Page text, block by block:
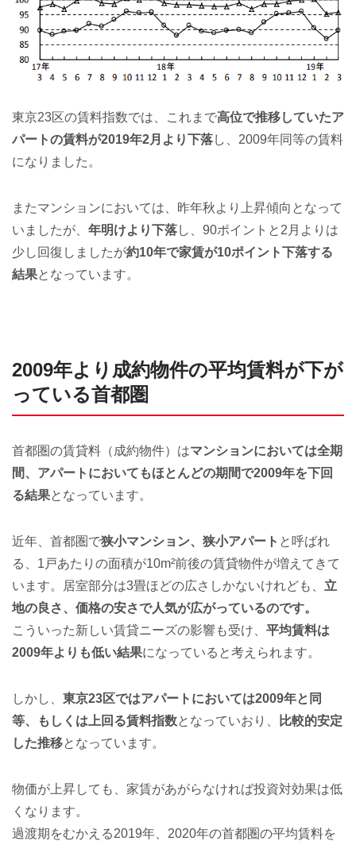
東京23区の賃料指数では、これまで高位で推移していたア
パートの賃料が2019年2月より下落し、2009年同等の賃料
になりました。
またマンションにおいては、昨年秋より上昇傾向となって
いましたが、 年明けより下落し、90ポイントと2月よりは
少し回復しましたが約10年で家賃が10ポイント下落する
結果となっています。
2009年より成約物件の平均賃料が下が
っている首都圏
首都圏の賃貸料（成約物件）はマンションにおいては全期
間、アパートにおいてもほとんどの期間で2009年を下回
る結果となっています。
近年、首都圏で狭小マンション、狭小アパート と呼ばれ
る、1戸あたりの面積が10m²前後の賃貸物件が増えてきて
います。居室部分は3畳ほどの広さしかないけれども、 立
地の良さ、価格の安さで人気が広がっているのです。
こういった新しい賃貸ニーズの影響も受け、 平均賃料は
2009年よりも低い結果になっていると考えられます。
しかし、 東京23区ではアパートにおいては2009年と同
等、もしくは上回る賃料指数となっていおり、
比較的安定
した推移となっています。
物価が上昇しても、家賃があがらなければ投資対効果は低
くなります。
過渡期をむかえる2019年、2020年の首都圏の平均賃料を